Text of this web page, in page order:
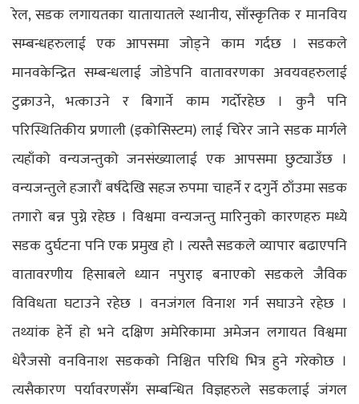
रेल, सडक लगायतका यातायातले स्थानीय, साँस्कृतिक र मानविय
सम्बन्धहरुलाई एक आपसमा जोड्ने काम गर्दछ । सडकले
मानवकेन्द्रित सम्बन्धलाई जोडेपनि वातावरणका अवयवहरुलाई
टुक्राउने, भत्काउने र बिगार्ने काम गर्दोरहेछ । कुनै पनि
परिस्थितिकीय प्रणाली (इकोसिस्टम) लाई चिरेर जाने सडक मार्गले
त्यहाँको वन्यजन्तुको जनसंख्यालाई एक आपसमा छुट्याउँछ ।
वन्यजन्तुले हजारौं बर्षदेखि सहज रुपमा चाहर्ने र दगुर्ने ठाँउमा सडक
तगारो बन्न पुग्ने रहेछ । विश्वमा वन्यजन्तु मारिनुको कारणहरु मध्ये
सडक दुर्घटना पनि एक प्रमुख हो । त्यस्तै सडकले व्यापार बढाएपनि
वातावरणीय हिसाबले ध्यान नपुराइ बनाएको सडकले जैविक
विविधता घटाउने रहेछ । वनजंगल विनाश गर्न सघाउने रहेछ ।
तथ्यांक हेर्ने हो भने दक्षिण अमेरिकामा अमेजन लगायत विश्वमा
धेरैजसो वनविनाश सडकको निश्चित परिधि भित्र हुने गरेकोछ ।
त्यसैकारण पर्यावरणसँग सम्बन्धित विज्ञहरुले सडकलाई जंगल